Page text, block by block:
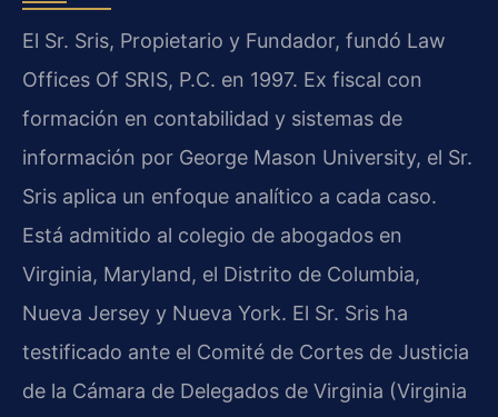
El Sr. Sris, Propietario y Fundador, fundó Law
Offices Of SRIS, P.C. en 1997. Ex fiscal con
formación en contabilidad y sistemas de
información por George Mason University, el Sr.
Sris aplica un enfoque analítico a cada caso.
Está admitido al colegio de abogados en
Virginia, Maryland, el Distrito de Columbia,
Nueva Jersey y Nueva York. El Sr. Sris ha
testificado ante el Comité de Cortes de Justicia
de la Cámara de Delegados de Virginia (Virginia